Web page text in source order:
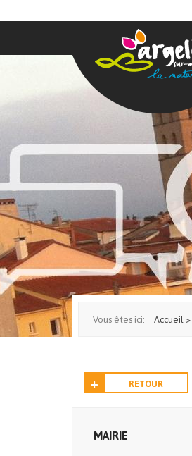
Vous êtes ici: Accueil >
RETOUR
MAIRIE